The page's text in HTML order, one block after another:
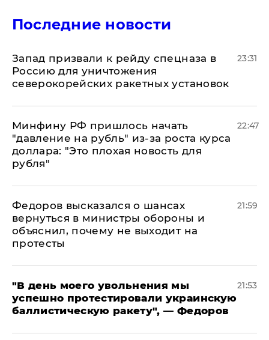
Последние новости
Запад призвали к рейду спецназа в
Россию для уничтожения
северокорейских ракетных установок
23:31
Минфину РФ пришлось начать
"давление на рубль" из-за роста курса
доллара: "Это плохая новость для
рубля"
22:47
Федоров высказался о шансах
вернуться в министры обороны и
объяснил, почему не выходит на
протесты
21:59
​"В день моего увольнения мы
успешно протестировали украинскую
баллистическую ракету", — Федоров
21:53